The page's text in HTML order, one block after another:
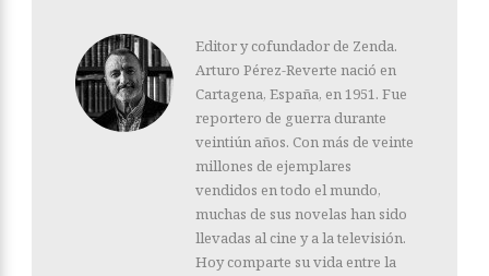
Editor y cofundador de Zenda.
Arturo Pérez-Reverte nació en
Cartagena, España, en 1951. Fue
reportero de guerra durante
veintiún años. Con más de veinte
millones de ejemplares
vendidos en todo el mundo,
muchas de sus novelas han sido
llevadas al cine y a la televisión.
Hoy comparte su vida entre la